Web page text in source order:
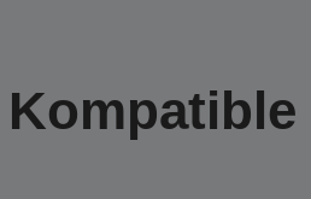
Kompatible